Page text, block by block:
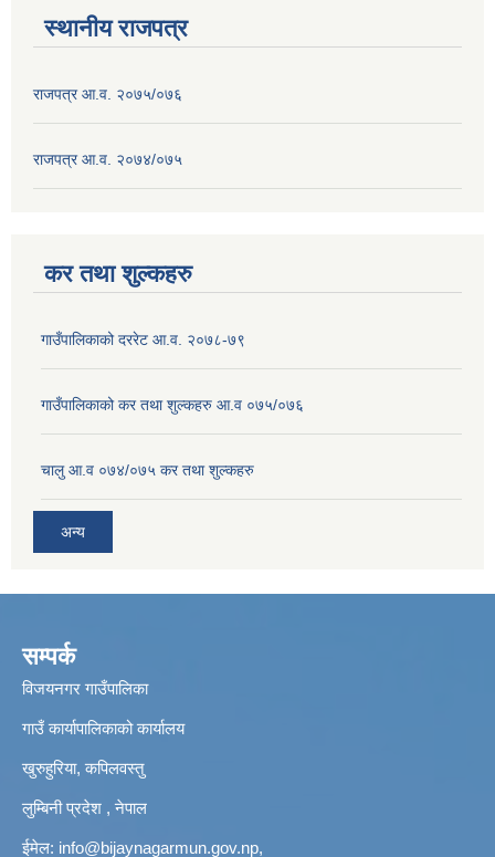
स्थानीय राजपत्र
राजपत्र आ.व. २०७५/०७६
राजपत्र आ.व. २०७४/०७५
कर तथा शुल्कहरु
गाउँपालिकाको दररेट आ.व. २०७८-७९
गाउँपालिकाको कर तथा शुल्कहरु आ.व ०७५/०७६
चालु आ.व ०७४/०७५ कर तथा शुल्कहरु
अन्य
सम्पर्क
विजयनगर गाउँपालिका
गाउँ कार्यापालिकाको कार्यालय
खुरुहुरिया, कपिलवस्तु
लुम्बिनी प्रदेश , नेपाल
ईमेल: info@bijaynagarmun.gov.np,